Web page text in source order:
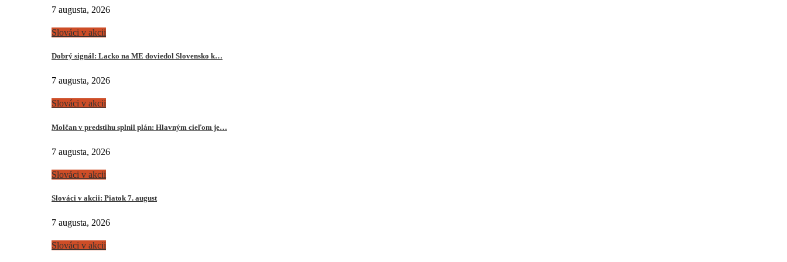
7 augusta, 2026
Slováci v akcii
Dobrý signál: Lacko na ME doviedol Slovensko k…
7 augusta, 2026
Slováci v akcii
Molčan v predstihu splnil plán: Hlavným cieľom je…
7 augusta, 2026
Slováci v akcii
Slováci v akcii: Piatok 7. august
7 augusta, 2026
Slováci v akcii